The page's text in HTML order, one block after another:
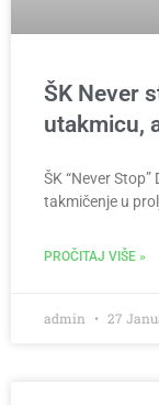
ŠK Never
utakmicu,
ŠK “Never
takmičenje u
PROČITAJ VIŠE »
admin 27